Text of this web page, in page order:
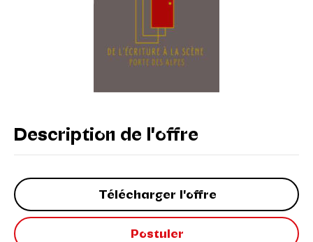
Description de l'offre
Télécharger l'offre
Postuler